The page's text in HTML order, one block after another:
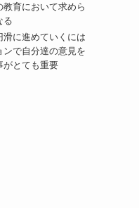
育において求めら
る
に進めていくには
で自分達の意見を
がとても重要